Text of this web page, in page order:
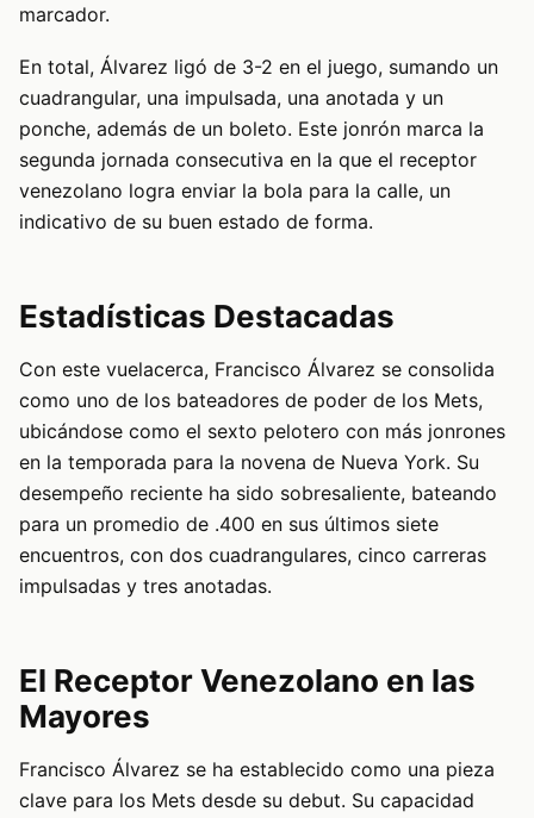
marcador.
En total, Álvarez ligó de 3-2 en el juego, sumando un
cuadrangular, una impulsada, una anotada y un
ponche, además de un boleto. Este jonrón marca la
segunda jornada consecutiva en la que el receptor
venezolano logra enviar la bola para la calle, un
indicativo de su buen estado de forma.
Estadísticas Destacadas
Con este vuelacerca, Francisco Álvarez se consolida
como uno de los bateadores de poder de los Mets,
ubicándose como el sexto pelotero con más jonrones
en la temporada para la novena de Nueva York. Su
desempeño reciente ha sido sobresaliente, bateando
para un promedio de .400 en sus últimos siete
encuentros, con dos cuadrangulares, cinco carreras
impulsadas y tres anotadas.
El Receptor Venezolano en las
Mayores
Francisco Álvarez se ha establecido como una pieza
clave para los Mets desde su debut. Su capacidad